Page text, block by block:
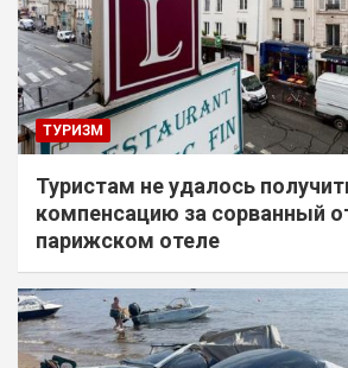
ТУРИЗМ
Туристам не удалось
компенсацию за сорванный
парижском отеле